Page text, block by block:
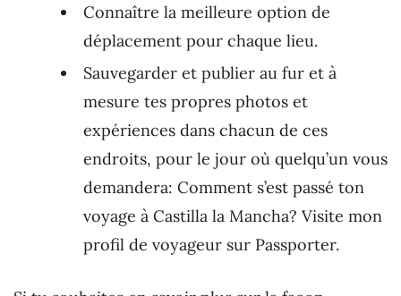
Connaître la meilleure option de
déplacement pour chaque lieu.
Sauvegarder et publier au fur et à
mesure tes propres photos et
expériences dans chacun de ces
endroits, pour le jour où quelqu’un vous
demandera: Comment s’est passé ton
voyage à Castilla la Mancha? Visite mon
profil de voyageur sur Passporter.